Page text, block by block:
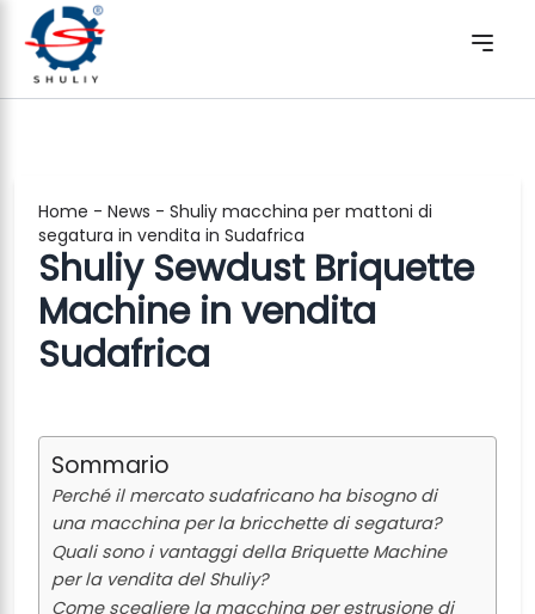
Home - News - Shuliy macchina per mattoni di
segatura in vendita in Sudafrica
Shuliy Sewdust Briquette
Machine in vendita
Sudafrica
Sommario
Perché il mercato sudafricano ha bisogno di
una macchina per la bricchette di segatura?
Quali sono i vantaggi della Briquette Machine
per la vendita del Shuliy?
Come scegliere la macchina per estrusione di